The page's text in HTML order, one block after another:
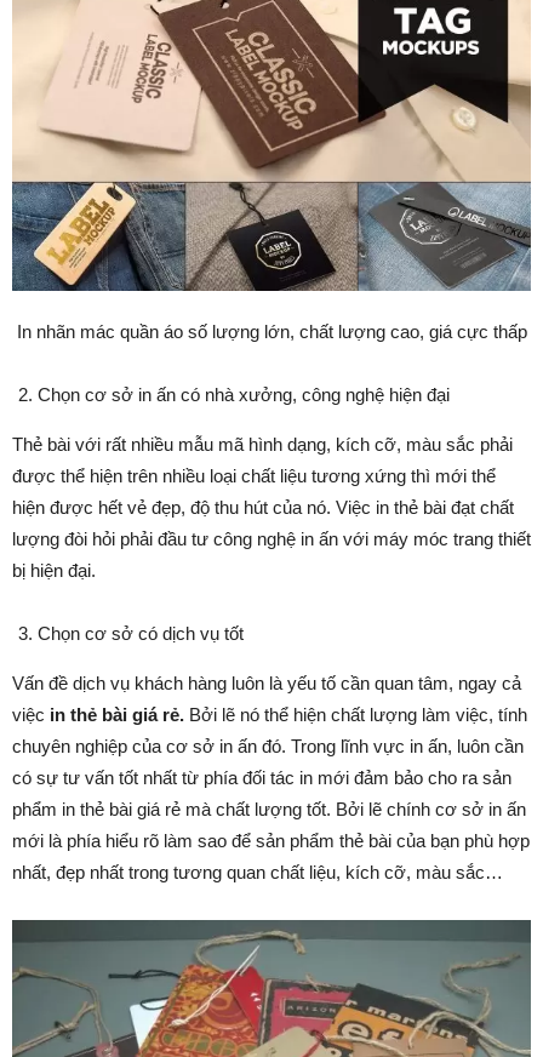
In nhãn mác quần áo số lượng lớn, chất lượng cao, giá cực thấp
Chọn cơ sở in ấn có nhà xưởng, công nghệ hiện đại
Thẻ bài với rất nhiều mẫu mã hình dạng, kích cỡ, màu sắc phải
được thể hiện trên nhiều loại chất liệu tương xứng thì mới thể
hiện được hết vẻ đẹp, độ thu hút của nó. Việc in thẻ bài đạt chất
lượng đòi hỏi phải đầu tư công nghệ in ấn với máy móc trang thiết
bị hiện đại.
Chọn cơ sở có dịch vụ tốt
Vấn đề dịch vụ khách hàng luôn là yếu tố cần quan tâm, ngay cả
việc in thẻ bài giá rẻ. Bởi lẽ nó thể hiện chất lượng làm việc, tính
chuyên nghiệp của cơ sở in ấn đó. Trong lĩnh vực in ấn, luôn cần
có sự tư vấn tốt nhất từ phía đối tác in mới đảm bảo cho ra sản
phẩm in thẻ bài giá rẻ mà chất lượng tốt. Bởi lẽ chính cơ sở in ấn
mới là phía hiểu rõ làm sao để sản phẩm thẻ bài của bạn phù hợp
nhất, đẹp nhất trong tương quan chất liệu, kích cỡ, màu sắc…